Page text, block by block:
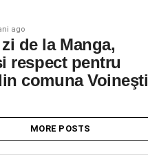
ago
de la Manga,
respect pentru
comuna Voineşti
MORE POSTS